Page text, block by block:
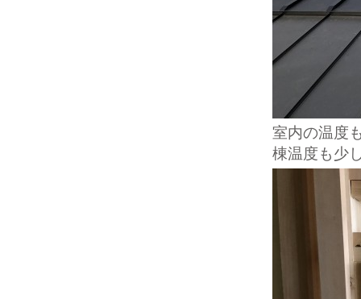
室内の温度
棟温度も少